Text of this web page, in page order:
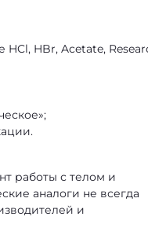
HBr, Acetate,
работы с телом и
аналоги не всегда
и